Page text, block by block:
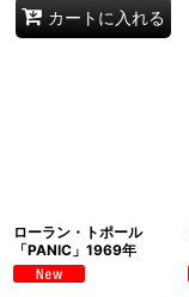
カートに入れる
ローラン・トポール
「PANIC」1969年